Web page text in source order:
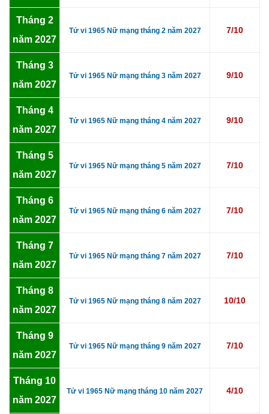
Tháng 2
năm 2027
Tử vi 1965 Nữ mạng tháng 2 năm 2027 7/10
Tháng 3
năm 2027
Tử vi 1965 Nữ mạng tháng 3 năm 2027 9/10
Tháng 4
năm 2027
Tử vi 1965 Nữ mạng tháng 4 năm 2027 9/10
Tháng 5
năm 2027
Tử vi 1965 Nữ mạng tháng 5 năm 2027 7/10
Tháng 6
năm 2027
Tử vi 1965 Nữ mạng tháng 6 năm 2027 7/10
Tháng 7
năm 2027
Tử vi 1965 Nữ mạng tháng 7 năm 2027 7/10
Tháng 8
năm 2027
Tử vi 1965 Nữ mạng tháng 8 năm 2027 10/10
Tháng 9
năm 2027
Tử vi 1965 Nữ mạng tháng 9 năm 2027 7/10
Tháng 10
năm 2027
Tử vi 1965 Nữ mạng tháng 10 năm 2027 4/10